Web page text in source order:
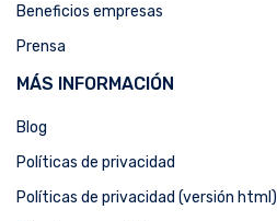
Beneficios empresas
Prensa
MÁS INFORMACIÓN
Blog
Políticas de privacidad
Políticas de privacidad (versión html)